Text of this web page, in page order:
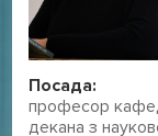
Посада:
професор
декана з